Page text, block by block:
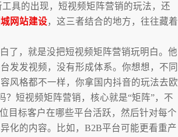
具的出现，短视频矩阵营销的玩法，还
网站建设，这三者结合的地方，往往藏着
了，就是没把短视频矩阵营销玩明白。他
发发视频，没有形成体系。你想想，不同
风格都不一样，你拿国内抖音的玩法去欧
？短视频矩阵营销，核心就是“矩阵”，不
目标客户在哪些平台活跃，然后针对每个
化的内容。比如，B2B平台可能更看重产